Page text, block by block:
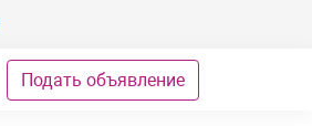
Подать объявление